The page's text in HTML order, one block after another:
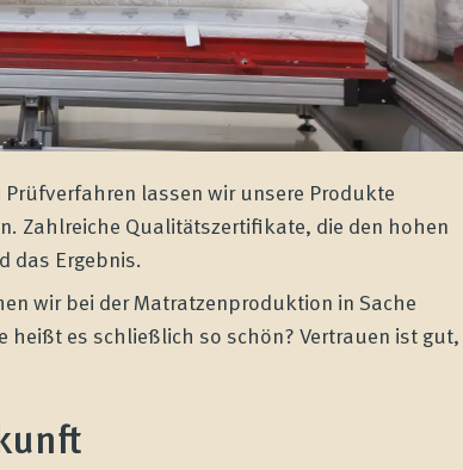
lassen wir unsere Produkte
Zahlreiche Qualitätszertifikate, die den hohen
das Ergebnis.
wir bei der Matratzenproduktion in Sache
heißt es schließlich so schön? Vertrauen ist gut,